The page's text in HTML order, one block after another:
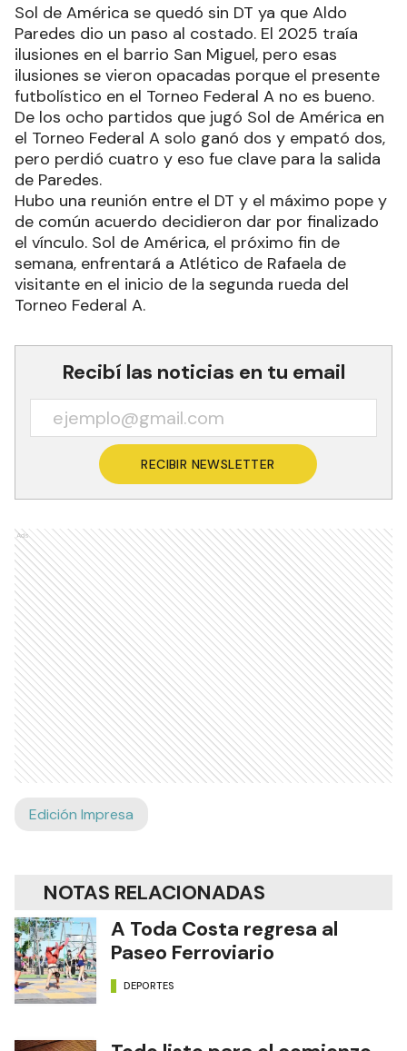
Sol de América se quedó sin DT ya que Aldo
Paredes dio un paso al costado. El 2025 traía
ilusiones en el barrio San Miguel, pero esas
ilusiones se vieron opacadas porque el presente
futbolístico en el Torneo Federal A no es bueno.
De los ocho partidos que jugó Sol de América en
el Torneo Federal A solo ganó dos y empató dos,
pero perdió cuatro y eso fue clave para la salida
de Paredes.
Hubo una reunión entre el DT y el máximo pope y
de común acuerdo decidieron dar por finalizado
el vínculo. Sol de América, el próximo fin de
semana, enfrentará a Atlético de Rafaela de
visitante en el inicio de la segunda rueda del
Torneo Federal A.
Recibí las noticias en tu email
RECIBIR NEWSLETTER
Ads
Edición Impresa
NOTAS RELACIONADAS
A Toda Costa regresa al
Paseo Ferroviario
DEPORTES